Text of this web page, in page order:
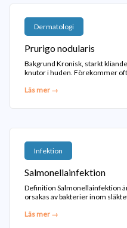
Dermatologi
Prurigo nodularis
Bakgrund Kronisk, starkt
knutor i huden. Förekommer
Läs mer →
Infektion
Salmonellainfektion
Definition Salmonellainfektion
orsakas av bakterier inom
Läs mer →